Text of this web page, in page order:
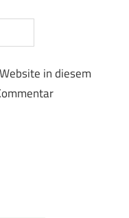
in diesem